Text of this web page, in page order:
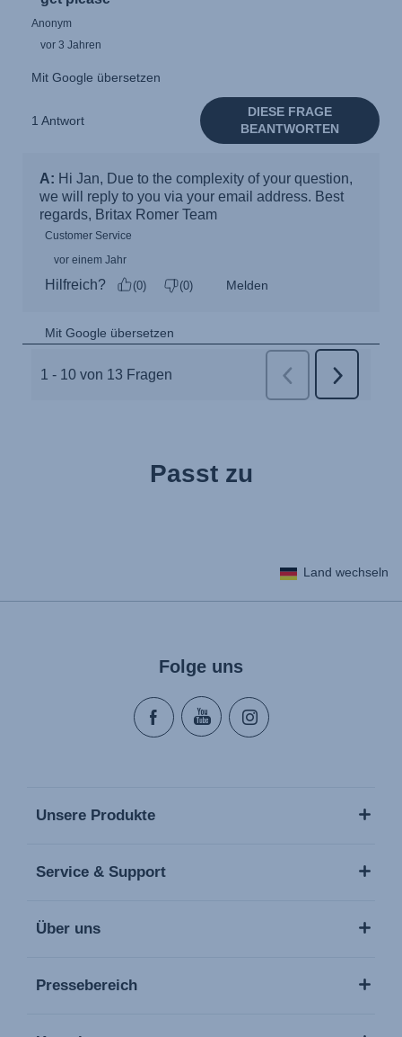
Passt zu
Land wechseln
Folge uns
Unsere Produkte
Service & Support
Über uns
Pressebereich